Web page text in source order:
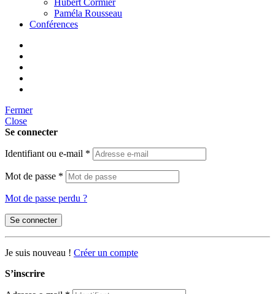
Hubert Cormier
Paméla Rousseau
Conférences
Fermer
Close
Se connecter
Identifiant ou e-mail *
Mot de passe *
Mot de passe perdu ?
Se connecter
Je suis nouveau ! Créer un compte
S’inscrire